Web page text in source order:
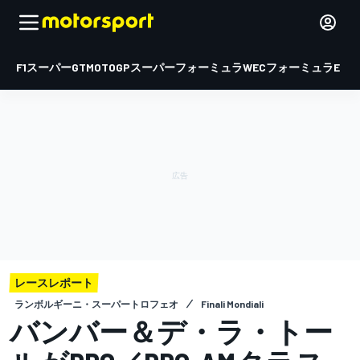
F1スーパーGTMOTOGPスーパーフォーミュラWECフォーミュラE
レースレポート
ランボルギーニ・スーパートロフェオ Finali Mondiali
バンバー＆デ・ラ・トー